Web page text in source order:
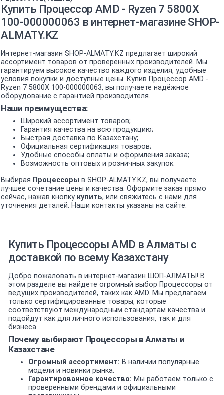
Купить Процессор AMD - Ryzen 7 5800X
100-000000063 в интернет-магазине SHOP-
ALMATY.KZ
Интернет-магазин SHOP-ALMATY.KZ предлагает широкий
ассортимент товаров от проверенных производителей. Мы
гарантируем высокое качество каждого изделия, удобные
условия покупки и доступные цены. Купив Процессор AMD -
Ryzen 7 5800X 100-000000063, вы получаете надёжное
оборудование с гарантией производителя.
Наши преимущества:
Широкий ассортимент товаров;
Гарантия качества на всю продукцию;
Быстрая доставка по Казахстану;
Официальная сертификация товаров;
Удобные способы оплаты и оформления заказа;
Возможность оптовых и розничных закупок.
Выбирая Процессоры в SHOP-ALMATY.KZ, вы получаете
лучшее сочетание цены и качества. Оформите заказ прямо
сейчас, нажав кнопку купить, или свяжитесь с нами для
уточнения деталей. Наши контакты указаны на сайте.
Купить Процессоры AMD в Алматы с
доставкой по всему Казахстану
Добро пожаловать в интернет-магазин ШОП-АЛМАТЫ! В
этом разделе вы найдете огромный выбор Процессоры от
ведущих производителей, таких как AMD. Мы предлагаем
только сертифицированные товары, которые
соответствуют международным стандартам качества и
подойдут как для личного использования, так и для
бизнеса.
Почему выбирают Процессоры в Алматы и
Казахстане
Огромный ассортимент: В наличии популярные
модели и новинки рынка.
Гарантированное качество: Мы работаем только с
проверенными брендами и официальными